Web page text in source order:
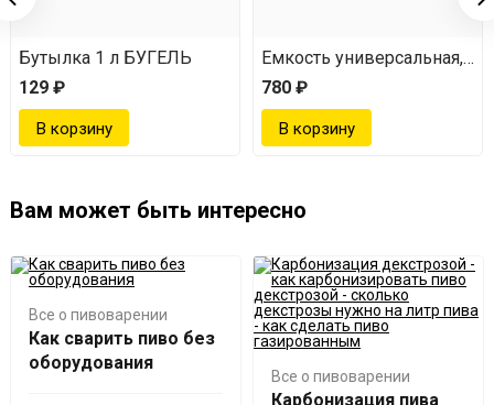
Бутылка 1 л БУГЕЛЬ
129 ₽
Емкость универсальная, 32
780 ₽
Вам может быть интересно
Все о пивоварении
Как сварить пиво без
оборудования
Все о пивоварении
Карбонизация пива